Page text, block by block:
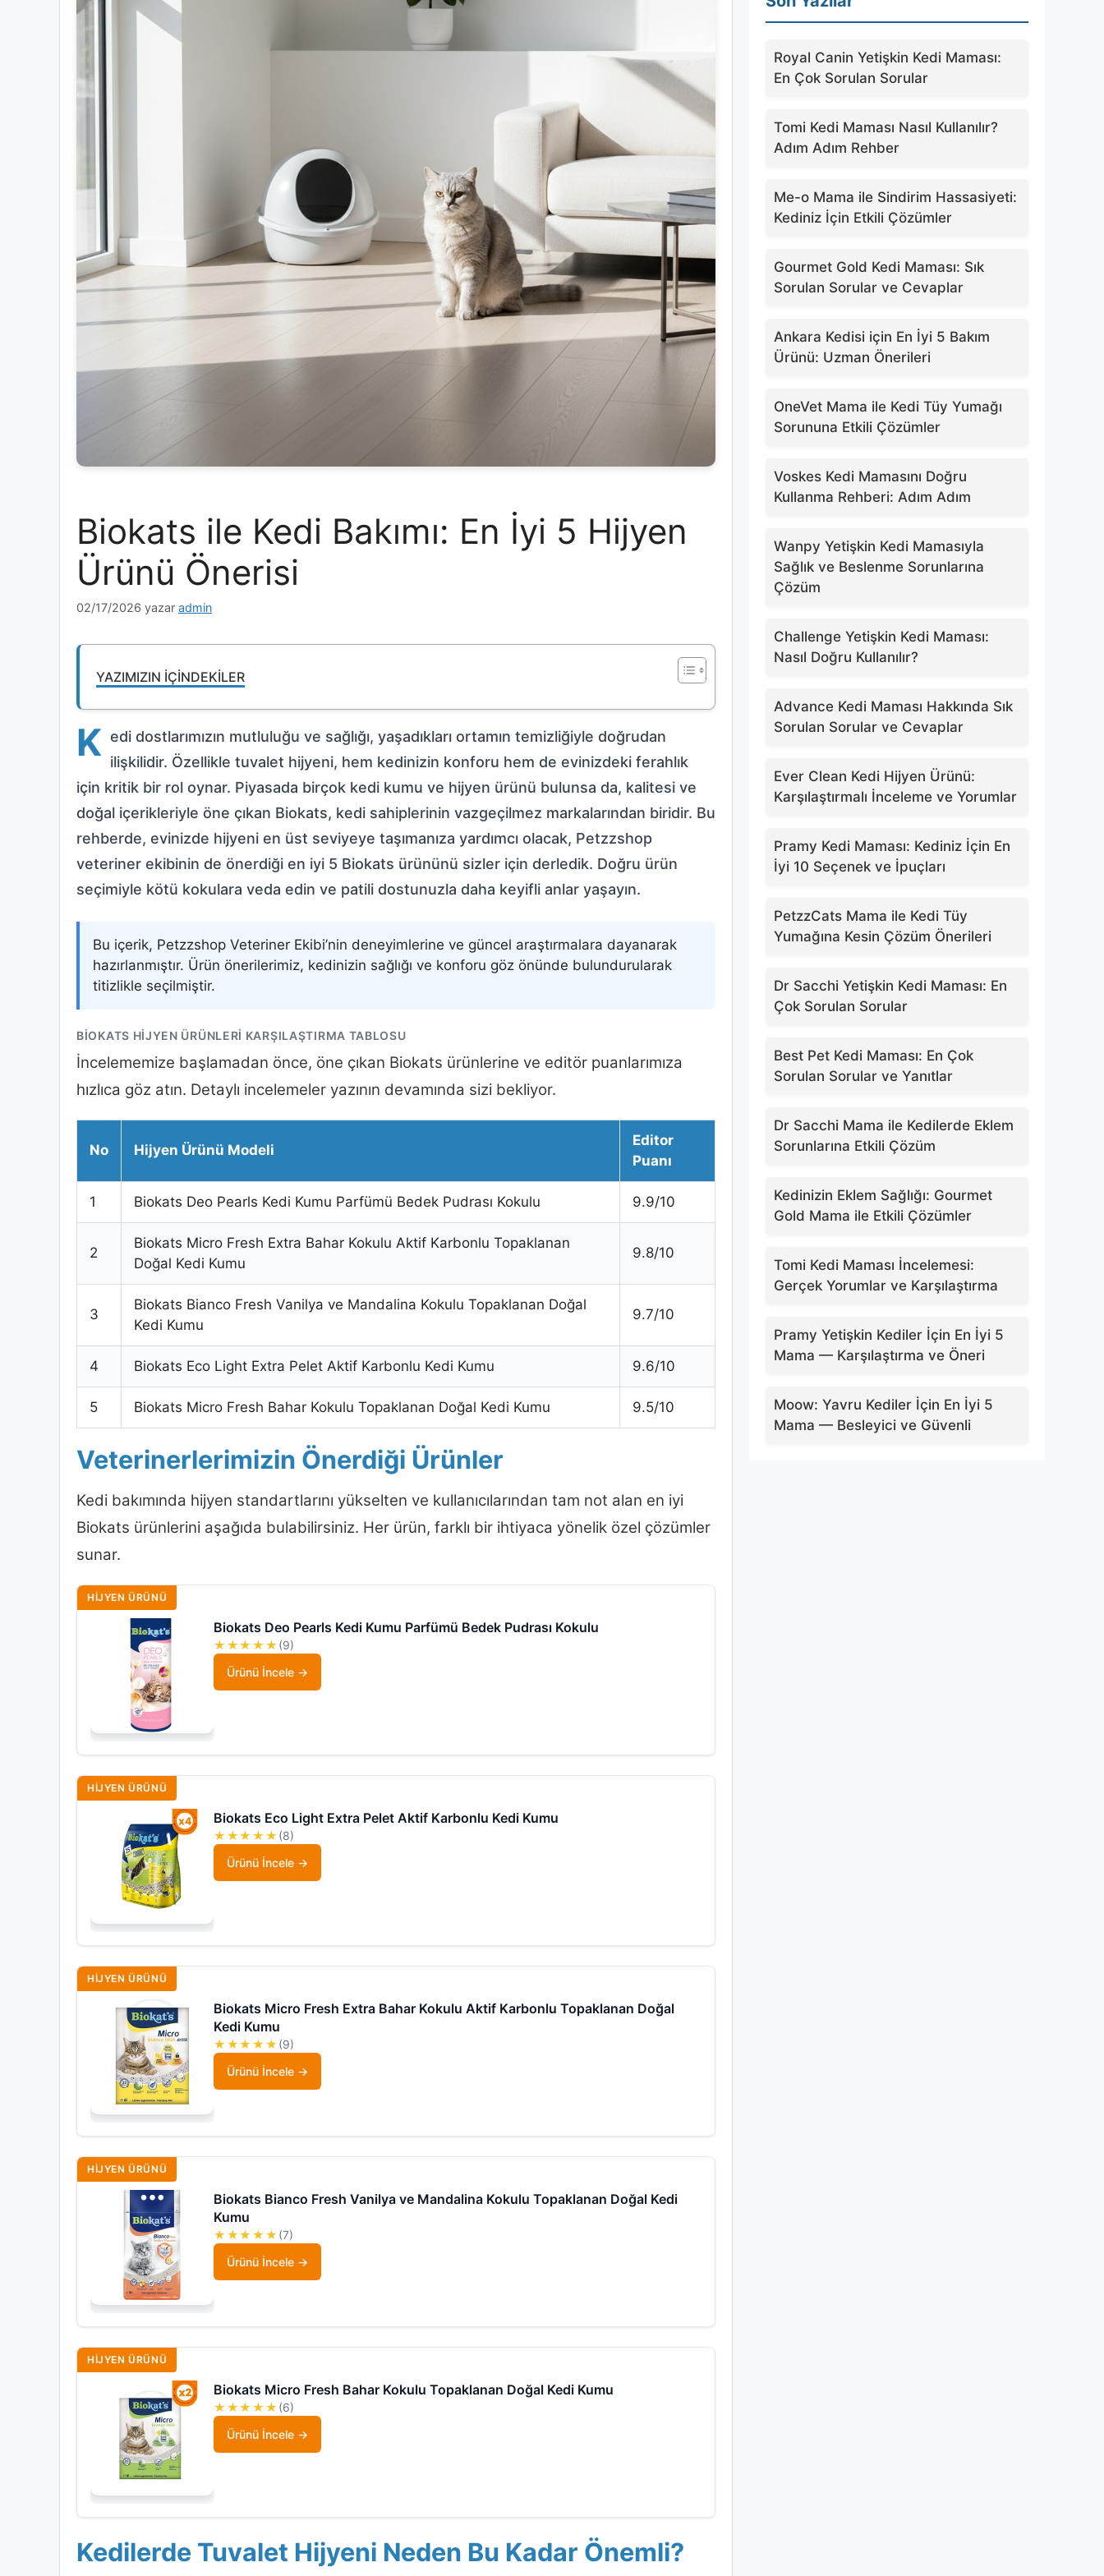
Biokats ile Kedi Bakımı: En İyi 5 Hijyen
Ürünü Önerisi
02/17/2026 yazar admin
YAZIMIZIN İÇINDEKILER
K edi dostlarımızın mutluluğu ve sağlığı, yaşadıkları ortamın temizliğiyle doğrudan
ilişkilidir. Özellikle tuvalet hijyeni, hem kedinizin konforu hem de evinizdeki ferahlık
için kritik bir rol oynar. Piyasada birçok kedi kumu ve hijyen ürünü bulunsa da, kalitesi ve
doğal içerikleriyle öne çıkan Biokats, kedi sahiplerinin vazgeçilmez markalarından biridir. Bu
rehberde, evinizde hijyeni en üst seviyeye taşımanıza yardımcı olacak, Petzzshop
veteriner ekibinin de önerdiği en iyi 5 Biokats ürününü sizler için derledik. Doğru ürün
seçimiyle kötü kokulara veda edin ve patili dostunuzla daha keyifli anlar yaşayın.
Bu içerik, Petzzshop Veteriner Ekibi’nin deneyimlerine ve güncel araştırmalara dayanarak
hazırlanmıştır. Ürün önerilerimiz, kedinizin sağlığı ve konforu göz önünde bulundurularak
titizlikle seçilmiştir.
BIOKATS HIJYEN ÜRÜNLERI KARŞILAŞTIRMA TABLOSU
İncelememize başlamadan önce, öne çıkan Biokats ürünlerine ve editör puanlarımıza
hızlıca göz atın. Detaylı incelemeler yazının devamında sizi bekliyor.
No Hijyen Ürünü Modeli
Editor
Puanı
1 Biokats Deo Pearls Kedi Kumu Parfümü Bedek Pudrası Kokulu 9.9/10
2
Biokats Micro Fresh Extra Bahar Kokulu Aktif Karbonlu Topaklanan
Doğal Kedi Kumu
9.8/10
3
Biokats Bianco Fresh Vanilya ve Mandalina Kokulu Topaklanan Doğal
Kedi Kumu
9.7/10
4 Biokats Eco Light Extra Pelet Aktif Karbonlu Kedi Kumu 9.6/10
5 Biokats Micro Fresh Bahar Kokulu Topaklanan Doğal Kedi Kumu 9.5/10
Veterinerlerimizin Önerdiği Ürünler
Kedi bakımında hijyen standartlarını yükselten ve kullanıcılarından tam not alan en iyi
Biokats ürünlerini aşağıda bulabilirsiniz. Her ürün, farklı bir ihtiyaca yönelik özel çözümler
sunar.
HIJYEN ÜRÜNÜ
Biokats Deo Pearls Kedi Kumu Parfümü Bedek Pudrası Kokulu
★★★★★ (9)
Ürünü İncele
HIJYEN ÜRÜNÜ
Biokats Eco Light Extra Pelet Aktif Karbonlu Kedi Kumu
★★★★★ (8)
Ürünü İncele
HIJYEN ÜRÜNÜ
Biokats Micro Fresh Extra Bahar Kokulu Aktif Karbonlu Topaklanan Doğal
Kedi Kumu
★★★★★ (9)
Ürünü İncele
HIJYEN ÜRÜNÜ
Biokats Bianco Fresh Vanilya ve Mandalina Kokulu Topaklanan Doğal Kedi
Kumu
★★★★★ (7)
Ürünü İncele
HIJYEN ÜRÜNÜ
Biokats Micro Fresh Bahar Kokulu Topaklanan Doğal Kedi Kumu
★★★★★ (6)
Ürünü İncele
Kedilerde Tuvalet Hijyeni Neden Bu Kadar Önemli?
Royal Canin Yetişkin Kedi Maması:
En Çok Sorulan Sorular
Tomi Kedi Maması Nasıl Kullanılır?
Adım Adım Rehber
Me-o Mama ile Sindirim Hassasiyeti:
Kediniz İçin Etkili Çözümler
Gourmet Gold Kedi Maması: Sık
Sorulan Sorular ve Cevaplar
Ankara Kedisi için En İyi 5 Bakım
Ürünü: Uzman Önerileri
OneVet Mama ile Kedi Tüy Yumağı
Sorununa Etkili Çözümler
Voskes Kedi Mamasını Doğru
Kullanma Rehberi: Adım Adım
Wanpy Yetişkin Kedi Mamasıyla
Sağlık ve Beslenme Sorunlarına
Çözüm
Challenge Yetişkin Kedi Maması:
Nasıl Doğru Kullanılır?
Advance Kedi Maması Hakkında Sık
Sorulan Sorular ve Cevaplar
Ever Clean Kedi Hijyen Ürünü:
Karşılaştırmalı İnceleme ve Yorumlar
Pramy Kedi Maması: Kediniz İçin En
İyi 10 Seçenek ve İpuçları
PetzzCats Mama ile Kedi Tüy
Yumağına Kesin Çözüm Önerileri
Dr Sacchi Yetişkin Kedi Maması: En
Çok Sorulan Sorular
Best Pet Kedi Maması: En Çok
Sorulan Sorular ve Yanıtlar
Dr Sacchi Mama ile Kedilerde Eklem
Sorunlarına Etkili Çözüm
Kedinizin Eklem Sağlığı: Gourmet
Gold Mama ile Etkili Çözümler
Tomi Kedi Maması İncelemesi:
Gerçek Yorumlar ve Karşılaştırma
Pramy Yetişkin Kediler İçin En İyi 5
Mama — Karşılaştırma ve Öneri
Moow: Yavru Kediler İçin En İyi 5
Mama — Besleyici ve Güvenli